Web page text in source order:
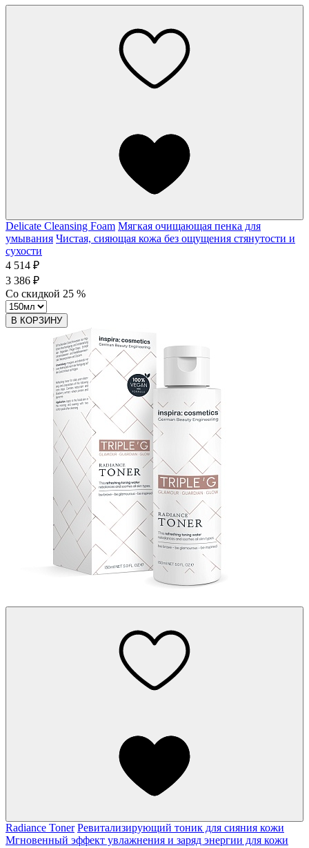
Delicate Cleansing Foam Мягкая очищающая пенка для
умывания Чистая, сияющая кожа без ощущения стянутости и
сухости
4 514 ₽
3 386 ₽
Со скидкой 25 %
В КОРЗИНУ
Radiance Toner Ревитализирующий тоник для сияния кожи
Мгновенный эффект увлажнения и заряд энергии для кожи